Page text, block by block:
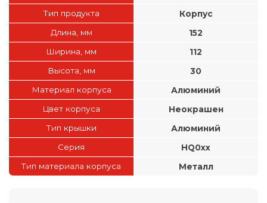
Тип продукта
Корпус
Длина, мм
152
Ширина, мм
112
Высота, мм
30
Материал корпуса
Алюминий
Цвет корпуса
Неокрашен
Тип крышки
Алюминий
Серия
HQ0xx
Тип материала корпуса
Металл